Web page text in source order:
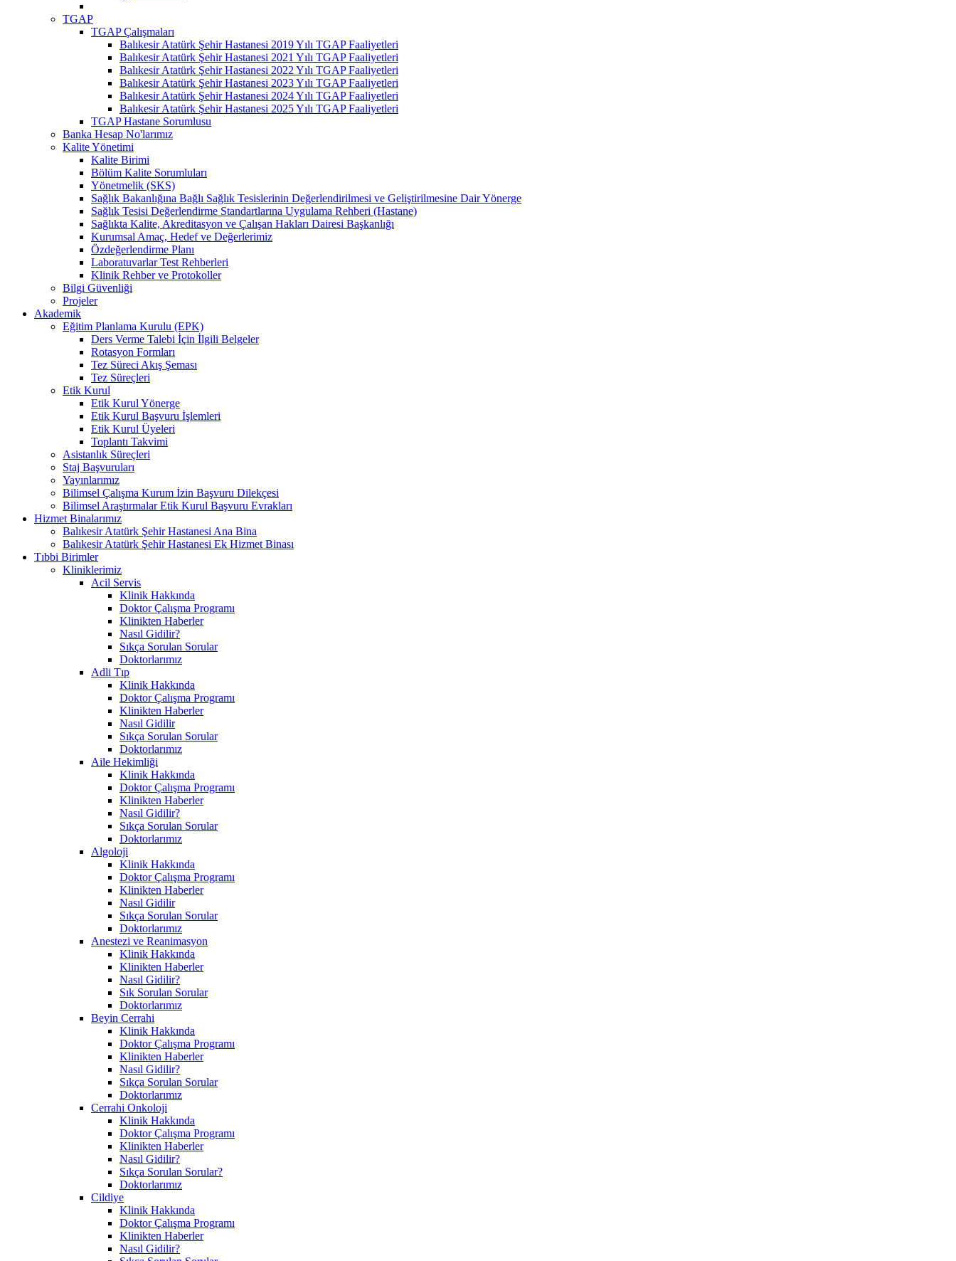
TGAP
TGAP Çalışmaları
Balıkesir Atatürk Şehir Hastanesi 2019 Yılı TGAP Faaliyetleri
Balıkesir Atatürk Şehir Hastanesi 2021 Yılı TGAP Faaliyetleri
Balıkesir Atatürk Şehir Hastanesi 2022 Yılı TGAP Faaliyetleri
Balıkesir Atatürk Şehir Hastanesi 2023 Yılı TGAP Faaliyetleri
Balıkesir Atatürk Şehir Hastanesi 2024 Yılı TGAP Faaliyetleri
Balıkesir Atatürk Şehir Hastanesi 2025 Yılı TGAP Faaliyetleri
TGAP Hastane Sorumlusu
Banka Hesap No'larımız
Kalite Yönetimi
Kalite Birimi
Bölüm Kalite Sorumluları
Yönetmelik (SKS)
Sağlık Bakanlığına Bağlı Sağlık Tesislerinin Değerlendirilmesi ve Geliştirilmesine Dair Yönerge
Sağlık Tesisi Değerlendirme Standartlarına Uygulama Rehberi (Hastane)
Sağlıkta Kalite, Akreditasyon ve Çalışan Hakları Dairesi Başkanlığı
Kurumsal Amaç, Hedef ve Değerlerimiz
Özdeğerlendirme Planı
Laboratuvarlar Test Rehberleri
Klinik Rehber ve Protokoller
Bilgi Güvenliği
Projeler
Akademik
Eğitim Planlama Kurulu (EPK)
Ders Verme Talebi İçin İlgili Belgeler
Rotasyon Formları
Tez Süreci Akış Şeması
Tez Süreçleri
Etik Kurul
Etik Kurul Yönerge
Etik Kurul Başvuru İşlemleri
Etik Kurul Üyeleri
Toplantı Takvimi
Asistanlık Süreçleri
Staj Başvuruları
Yayınlarımız
Bilimsel Çalışma Kurum İzin Başvuru Dilekçesi
Bilimsel Araştırmalar Etik Kurul Başvuru Evrakları
Hizmet Binalarımız
Balıkesir Atatürk Şehir Hastanesi Ana Bina
Balıkesir Atatürk Şehir Hastanesi Ek Hizmet Binası
Tıbbi Birimler
Kliniklerimiz
Acil Servis
Klinik Hakkında
Doktor Çalışma Programı
Klinikten Haberler
Nasıl Gidilir?
Sıkça Sorulan Sorular
Doktorlarımız
Adli Tıp
Klinik Hakkında
Doktor Çalışma Programı
Klinikten Haberler
Nasıl Gidilir
Sıkça Sorulan Sorular
Doktorlarımız
Aile Hekimliği
Klinik Hakkında
Doktor Çalışma Programı
Klinikten Haberler
Nasıl Gidilir?
Sıkça Sorulan Sorular
Doktorlarımız
Algoloji
Klinik Hakkında
Doktor Çalışma Programı
Klinikten Haberler
Nasıl Gidilir
Sıkça Sorulan Sorular
Doktorlarımız
Anestezi ve Reanimasyon
Klinik Hakkında
Klinikten Haberler
Nasıl Gidilir?
Sık Sorulan Sorular
Doktorlarımız
Beyin Cerrahi
Klinik Hakkında
Doktor Çalışma Programı
Klinikten Haberler
Nasıl Gidilir?
Sıkça Sorulan Sorular
Doktorlarımız
Cerrahi Onkoloji
Klinik Hakkında
Doktor Çalışma Programı
Klinikten Haberler
Nasıl Gidilir?
Sıkça Sorulan Sorular?
Doktorlarımız
Cildiye
Klinik Hakkında
Doktor Çalışma Programı
Klinikten Haberler
Nasıl Gidilir?